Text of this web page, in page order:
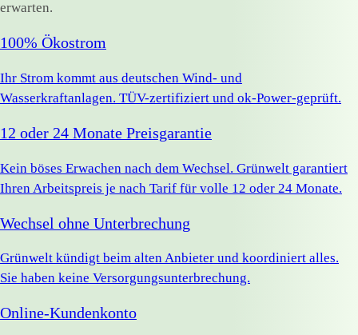
erwarten.
100% Ökostrom
Ihr Strom kommt aus deutschen Wind- und
Wasserkraftanlagen. TÜV-zertifiziert und ok-Power-geprüft.
12 oder 24 Monate Preisgarantie
Kein böses Erwachen nach dem Wechsel. Grünwelt garantiert
Ihren Arbeitspreis je nach Tarif für volle 12 oder 24 Monate.
Wechsel ohne Unterbrechung
Grünwelt kündigt beim alten Anbieter und koordiniert alles.
Sie haben keine Versorgungsunterbrechung.
Online-Kundenkonto